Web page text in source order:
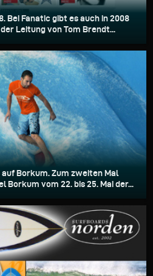
Bei Fanatic gibt es auch in 2008
Leitung von Tom Brendt...
Borkum. Zum zweiten Mal
Borkum vom 22. bis 25. Mai der...